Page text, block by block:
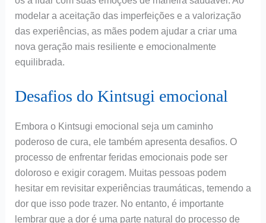
modelar a aceitação das imperfeições e a valorização
das experiências, as mães podem ajudar a criar uma
nova geração mais resiliente e emocionalmente
equilibrada.
Desafios do Kintsugi emocional
Embora o Kintsugi emocional seja um caminho
poderoso de cura, ele também apresenta desafios. O
processo de enfrentar feridas emocionais pode ser
doloroso e exigir coragem. Muitas pessoas podem
hesitar em revisitar experiências traumáticas, temendo a
dor que isso pode trazer. No entanto, é importante
lembrar que a dor é uma parte natural do processo de